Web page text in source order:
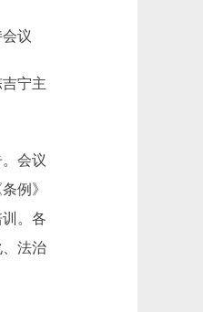
议
宁主
会议
例》
。各
法治